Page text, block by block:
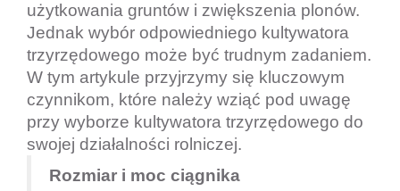
użytkowania gruntów i zwiększenia plonów.
Jednak wybór odpowiedniego kultywatora
trzyrzędowego może być trudnym zadaniem.
W tym artykule przyjrzymy się kluczowym
czynnikom, które należy wziąć pod uwagę
przy wyborze kultywatora trzyrzędowego do
swojej działalności rolniczej.
Rozmiar i moc ciągnika